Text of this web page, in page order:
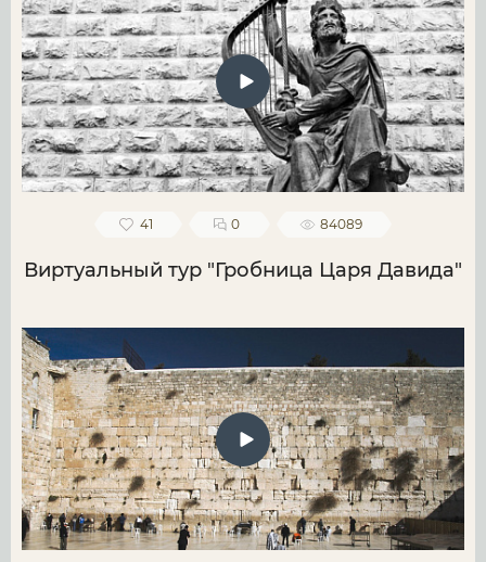
41 0 84089
Виртуальный тур "Гробница Царя Давида"